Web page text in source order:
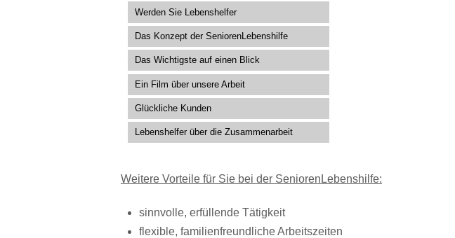
Werden Sie Lebenshelfer
Das Konzept der SeniorenLebenshilfe
Das Wichtigste auf einen Blick
Ein Film über unsere Arbeit
Glückliche Kunden
Lebenshelfer über die Zusammenarbeit
Weitere Vorteile für Sie bei der SeniorenLebenshilfe:
sinnvolle, erfüllende Tätigkeit
flexible, familienfreundliche Arbeitszeiten